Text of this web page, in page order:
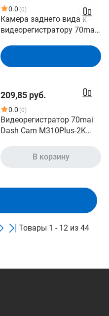
0.0 (0)
Камера заднего вида к
видеорегистратору 70mai
SC200AI,1920*1080,130°,Эк
сплуатационная
209,85 руб.
0.0 (0)
Видеорегистратор 70mai
Dash Cam M310Plus-2K
x 1440, 30 fps, объектив
F1.55, угол обзора 143°,
В корзину
Товары 1 - 12 из 44